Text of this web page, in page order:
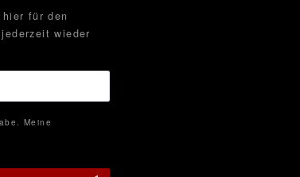
für den
wieder
Meine